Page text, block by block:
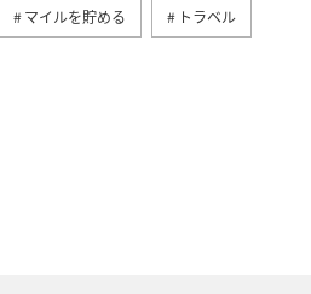
マイルを貯める トラベル